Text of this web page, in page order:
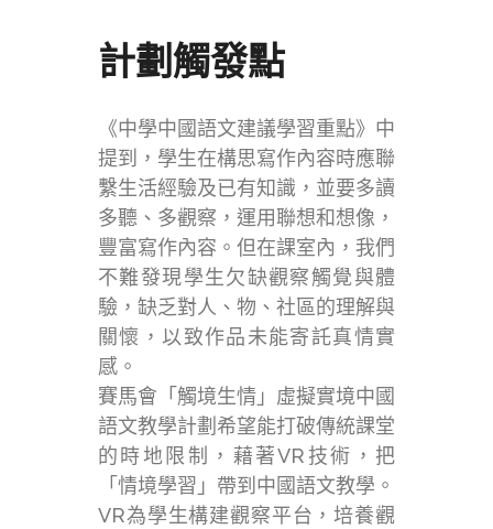
計劃觸發點
《中學中國語文建議學習重點》中
提到，學生在構思寫作內容時應聯
繫生活經驗及已有知識，並要多讀
多聽、多觀察，運用聯想和想像，
豐富寫作內容。但在課室內，我們
不難發現學生欠缺觀察觸覺與體
驗，缺乏對人、物、社區的理解與
關懷，以致作品未能寄託真情實
感。
賽馬會「觸境生情」虛擬實境中國
語文教學計劃希望能打破傳統課堂
的時地限制，藉著VR技術，把
「情境學習」帶到中國語文教學。
VR為學生構建觀察平台，培養觀